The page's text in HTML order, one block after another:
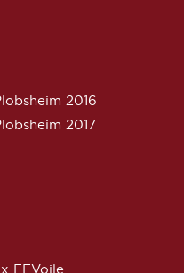
2016
2017
FFVoile